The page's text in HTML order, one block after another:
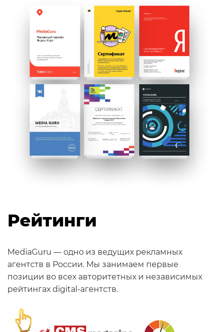
Рейтинги
MediaGuru — одно из ведущих рекламных
агентств в России. Мы занимаем первые
позиции во всех авторитетных и независимых
рейтингах digital-агентств.